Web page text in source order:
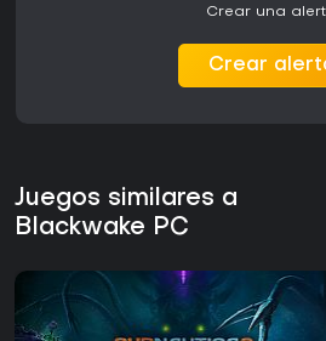
Crear una
Crear
Juegos similares a
Blackwake PC